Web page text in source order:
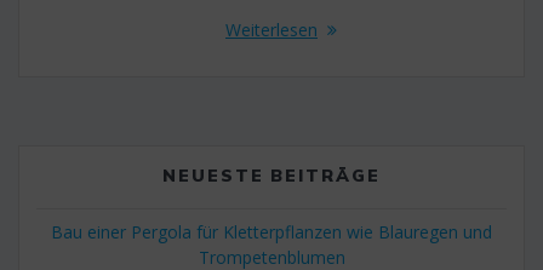
Weiterlesen
NEUESTE BEITRÄGE
Bau einer Pergola für Kletterpflanzen wie Blauregen und
Trompetenblumen